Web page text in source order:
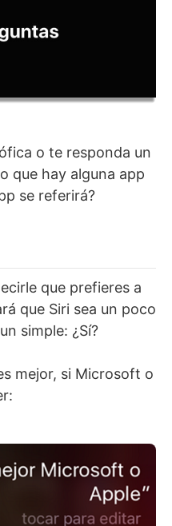
o te responda un
que hay alguna app
se referirá?
que prefieres a
que Siri sea un poco
simple: ¿Sí?
mejor, si Microsoft o